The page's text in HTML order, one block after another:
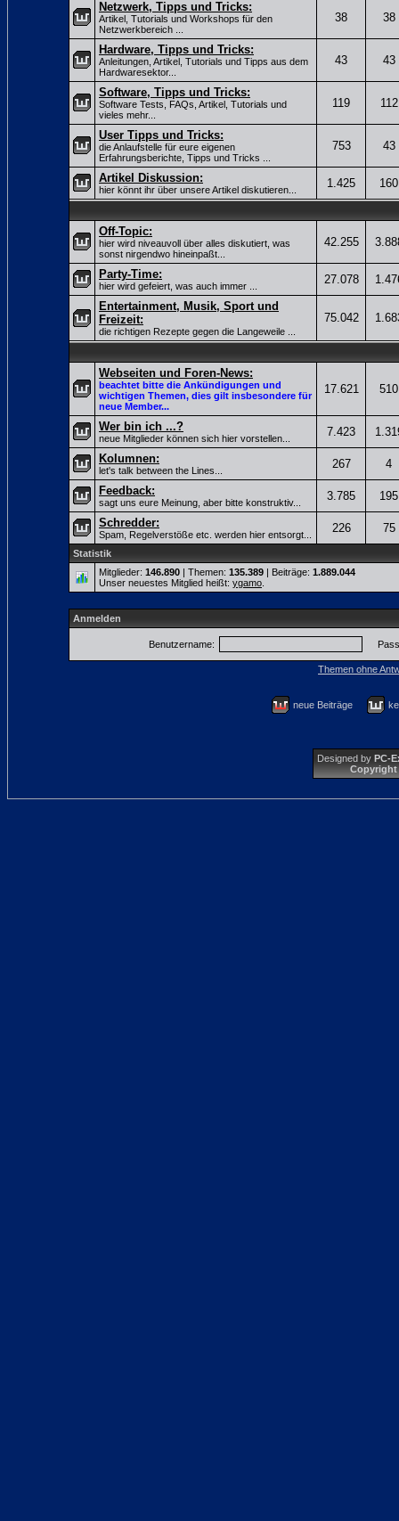
Netzwerk, Tipps und Tricks:
Artikel, Tutorials und Workshops für den
Netzwerkbereich ...
38 38
Hardware, Tipps und Tricks:
Anleitungen, Artikel, Tutorials und Tipps aus dem
Hardwaresektor...
43 43
Software, Tipps und Tricks:
Software Tests, FAQs, Artikel, Tutorials und
vieles mehr...
119 112
User Tipps und Tricks:
die Anlaufstelle für eure eigenen
Erfahrungsberichte, Tipps und Tricks ...
753 43
Artikel Diskussion:
hier könnt ihr über unsere Artikel diskutieren... 1.425 160
Off-Topic:
hier wird niveauvoll über alles diskutiert, was
sonst nirgendwo hineinpaßt...
42.255
Party-Time:
hier wird gefeiert, was auch immer ... 27.078
Entertainment, Musik, Sport und
Freizeit:
die richtigen Rezepte gegen die Langeweile ...
75.042
Webseiten und Foren-News:
beachtet bitte die Ankündigungen und
wichtigen Themen, dies gilt insbesondere für
neue Member...
17.621 510
Wer bin ich ...?
neue Mitglieder können sich hier vorstellen... 7.423
Kolumnen:
let's talk between the Lines... 267
4
Feedback:
sagt uns eure Meinung, aber bitte konstruktiv... 3.785
195
Schredder:
Spam, Regelverstöße etc. werden hier entsorgt... 226 75
Statistik
Mitglieder: 146.890 | Themen: 135.389 | Beiträge: 1.889.044
Unser neuestes Mitglied heißt: ygamo.
Anmelden
Benutzername:
Themen ohne
neue Beiträge
Designed by PC-
Copyright